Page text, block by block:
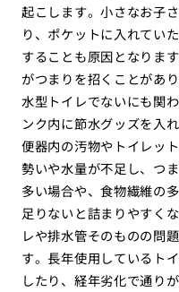
起こします。小さなお子
り、ポケットに入れてい
することも原因となりま
がつまりを招くことがあ
水型トイレでないにも関
ンク内に節水グッズを入
便器内の汚物やトイレッ
勢いや水量が不足し、つ
多い場合や、食物繊維の
足りないと詰まりやすく
レや排水管そのものの問
す。長年使用しているト
したり、経年劣化で通り